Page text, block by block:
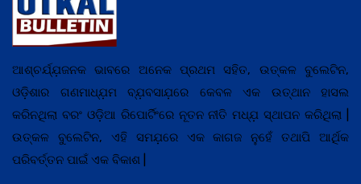
ଆଶ୍ଚର୍ଯ୍ଯ଼ଜନକ ଭାବରେ ଅନେକ ପ୍ରଥମ ସହିତ, ଉତ୍କଳ ବୁଲେଟିନ,
ଓଡ଼ିଶାର ଗଣମାଧ୍ଯ଼ମ ବ୍ଯ଼ବସାଯ଼ରେ କେବଳ ଏକ ଉତ୍ଥାନ ହାସଲ
କରିନଥିଲା ବରଂ ଓଡ଼ିଆ ରିପୋର୍ଟିଂରେ ନୂତନ ନୀତି ମଧ୍ଯ଼ ସ୍ଥାପନ କରିଥିଲା |
ଉତ୍କଳ ବୁଲେଟିନ, ଏହି ସମଯ଼ରେ ଏକ କାଗଜ ନୁହେଁ ତଥାପି ଆର୍ଥିକ
ପରିବର୍ତ୍ତନ ପାଇଁ ଏକ ବିକାଶ |